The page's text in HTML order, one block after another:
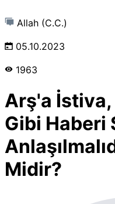
Allah (C.C.)
05.10.2023
1963
Arş'a İstiva,
Gibi Haberi
Midir?